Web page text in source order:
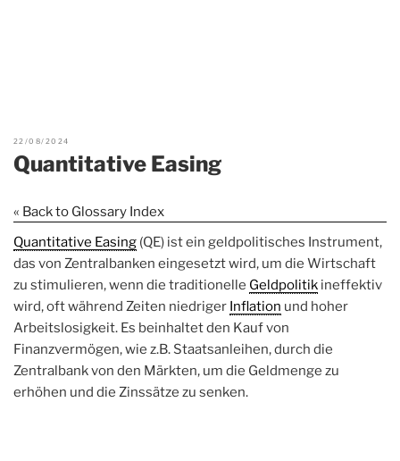
22/08/2024
Quantitative Easing
« Back to Glossary Index
Quantitative Easing (QE) ist ein geldpolitisches Instrument,
das von Zentralbanken eingesetzt wird, um die Wirtschaft
zu stimulieren, wenn die traditionelle Geldpolitik ineffektiv
wird, oft während Zeiten niedriger Inflation und hoher
Arbeitslosigkeit. Es beinhaltet den Kauf von
Finanzvermögen, wie z.B. Staatsanleihen, durch die
Zentralbank von den Märkten, um die Geldmenge zu
erhöhen und die Zinssätze zu senken.